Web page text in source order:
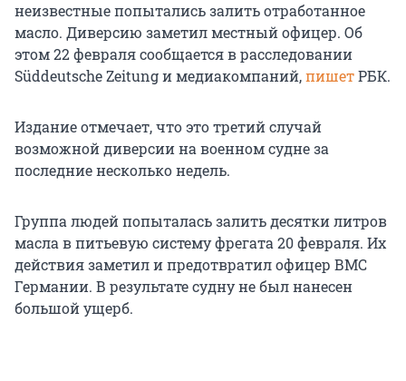
неизвестные попытались залить отработанное
масло. Диверсию заметил местный офицер. Об
этом 22 февраля сообщается в расследовании
Süddeutsche Zeitung и медиакомпаний,пишетРБК.
Издание отмечает, что это третий случай
возможной диверсии на военном судне за
последние несколько недель.
Группа людей попыталась залить десятки литров
масла в питьевую систему фрегата 20 февраля. Их
действия заметил и предотвратил офицер ВМС
Германии. В результате судну не был нанесен
большой ущерб.